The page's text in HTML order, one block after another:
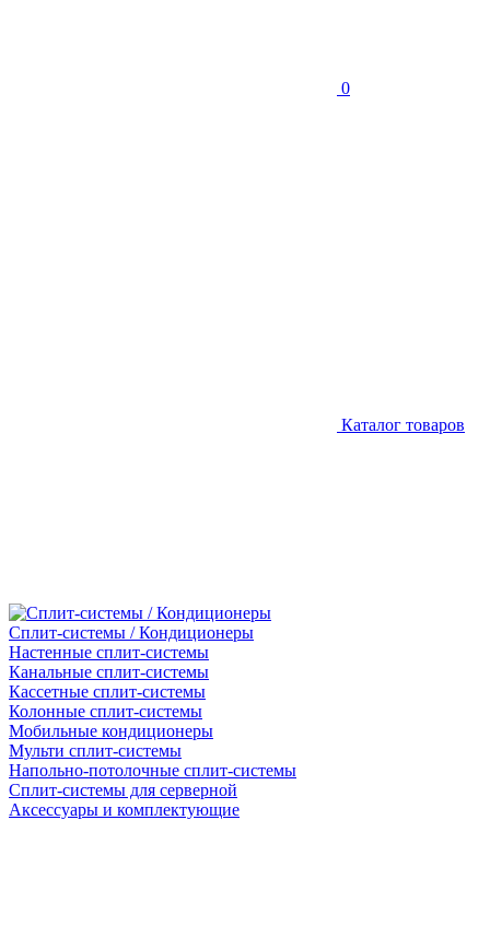
0
Каталог товаров
Сплит-системы / Кондиционеры
Настенные сплит-системы
Канальные сплит-системы
Кассетные сплит-системы
Колонные сплит-системы
Мобильные кондиционеры
Мульти сплит-системы
Напольно-потолочные сплит-системы
Сплит-системы для серверной
Аксессуары и комплектующие